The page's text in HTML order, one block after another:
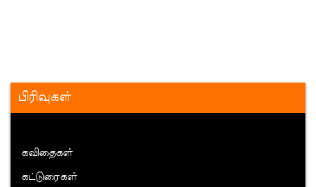
பிரிவுகள்
கவிதைகள்
கட்டுரைகள்